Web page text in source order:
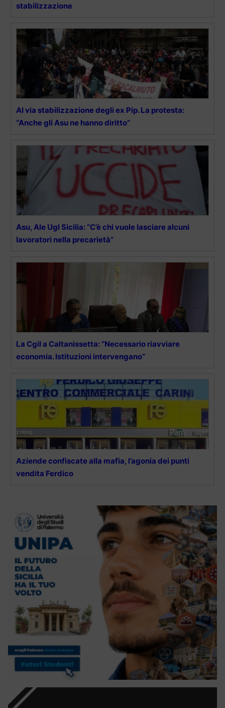
stabilizzazione
Al via stabilizzazione degli ex Pip. La protesta:
“Anche gli Asu ne hanno diritto”
Asu, Ale Ugl Sicilia: “C’è chi vuole lasciare alcuni
lavoratori nella precarietà”
La Cgil a Caltanissetta: ”Necessario riavviare
economia. Istituzioni intervengano”
Aziende confiscate alla mafia, l’agonia dei punti
vendita Ferdico